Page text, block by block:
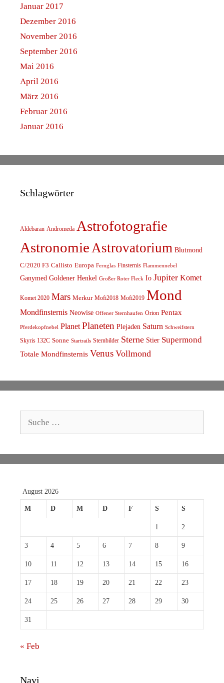
Januar 2017
Dezember 2016
November 2016
September 2016
Mai 2016
April 2016
März 2016
Februar 2016
Januar 2016
Schlagwörter
Aldebaran Andromeda Astrofotografie
AstronomieAstrovatorium Blutmond
C/2020 F3 Callisto Europa Fernglas Finsternis Flammennebel
Ganymed Goldener Henkel Großer Roter Fleck Io Jupiter Komet
Komet 2020 Mars Merkur Mofi2018 Mofi2019 Mond
Mondfinsternis Neowise Offener Sternhaufen Orion Pentax
Pferdekopfnebel Planet Planeten Plejaden Saturn Schweifstern
Skyris 132C Sonne Startrails Sternbilder Sterne Stier Supermond
Totale Mondfinsternis Venus Vollmond
August 2026
M D M D F S S
1 2
3 4 5 6 7 8 9
10 11 12 13 14 15 16
17 18 19 20 21 22 23
24 25 26 27 28 29 30
31
« Feb
Navi